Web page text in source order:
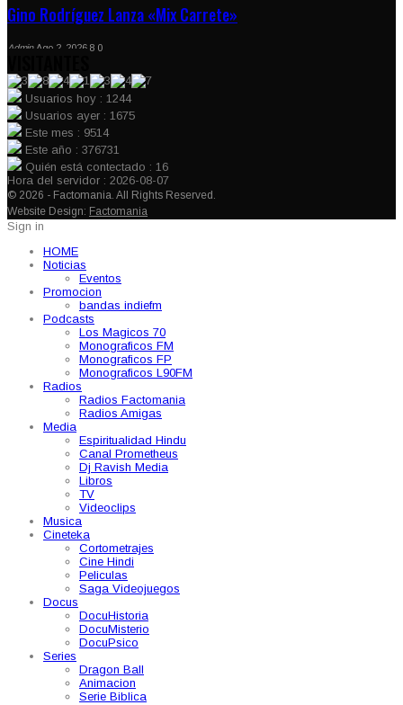
Gino Rodríguez Lanza «Mix Carrete»
Admin Ago 2, 2026 8 0
Usuarios hoy : 1244
Usuarios ayer : 1675
Este mes : 9514
Este año : 376731
Quién está contectado : 16
Hora del servidor : 2026-08-07
© 2026 - Factomania. All Rights Reserved.
Website Design: Factomania
Sign in
HOME
Noticias
Eventos
Promocion
bandas indiefm
Podcasts
Los Magicos 70
Monograficos FM
Monograficos FP
Monograficos L90FM
Radios
Radios Factomania
Radios Amigas
Media
Espiritualidad Hindu
Canal Prometheus
Dj Ravish Media
Libros
TV
Videoclips
Musica
Cineteka
Cortometrajes
Cine Hindi
Peliculas
Saga Videojuegos
Docus
DocuHistoria
DocuMisterio
DocuPsico
Series
Dragon Ball
Animacion
Serie Biblica